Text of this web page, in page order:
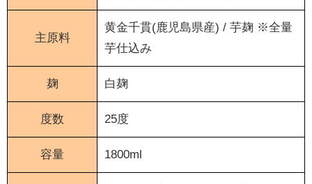
主原料
黄金千貫(鹿児島県産) / 芋麹 ※全量
芋仕込み
麹 白麹
度数 25度
容量 1800ml